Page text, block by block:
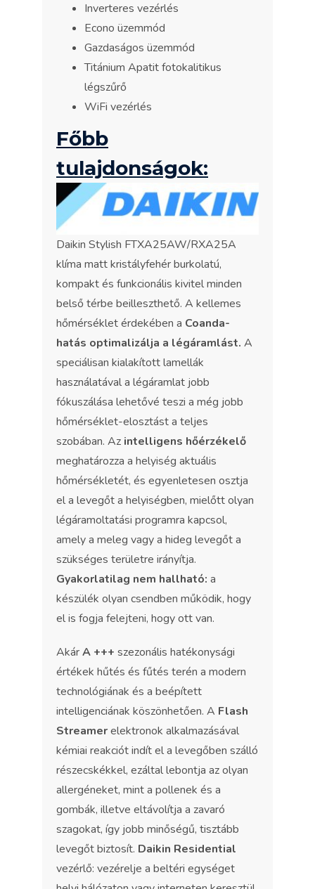
Inverteres vezérlés
Econo üzemmód
Gazdaságos üzemmód
Titánium Apatit fotokalitikus
légszűrő
WiFi vezérlés
Főbb
tulajdonságok:
Daikin Stylish FTXA25AW/RXA25A
klíma matt kristályfehér burkolatú,
kompakt és funkcionális kivitel minden
belső térbe beilleszthető. A kellemes
hőmérséklet érdekében a Coanda-
hatás optimalizálja a légáramlást. A
speciálisan kialakított lamellák
használatával a légáramlat jobb
fókuszálása lehetővé teszi a még jobb
hőmérséklet-elosztást a teljes
szobában. Az intelligens hőérzékelő
meghatározza a helyiség aktuális
hőmérsékletét, és egyenletesen osztja
el a levegőt a helyiségben, mielőtt olyan
légáramoltatási programra kapcsol,
amely a meleg vagy a hideg levegőt a
szükséges területre irányítja.
Gyakorlatilag nem hallható: a
készülék olyan csendben működik, hogy
el is fogja felejteni, hogy ott van.
AkárA +++ szezonális hatékonysági
értékek hűtés és fűtés terén a modern
technológiának és a beépített
intelligenciának köszönhetően. A Flash
Streamerelektronok alkalmazásával
kémiai reakciót indít el a levegőben szálló
részecskékkel, ezáltal lebontja az olyan
allergéneket, mint a pollenek és a
gombák, illetve eltávolítja a zavaró
szagokat, így jobb minőségű, tisztább
levegőt biztosít. Daikin Residential
vezérlő: vezérelje a beltéri egységet